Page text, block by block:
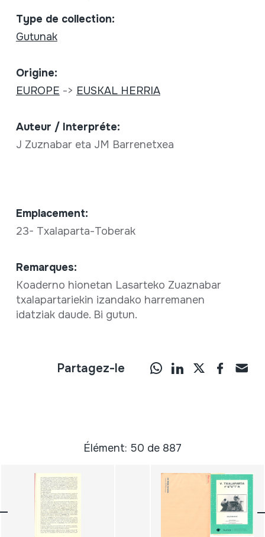
Type de collection:
Gutunak
Origine:
EUROPE -> EUSKAL HERRIA
Auteur / Interpréte:
J Zuznabar eta JM Barrenetxea
Emplacement:
23- Txalaparta-Toberak
Remarques:
Koaderno hionetan Lasarteko Zuaznabar
txalapartariekin izandako harremanen
idatziak daude. Bi gutun.
Partagez-le
Élément: 50 de 887